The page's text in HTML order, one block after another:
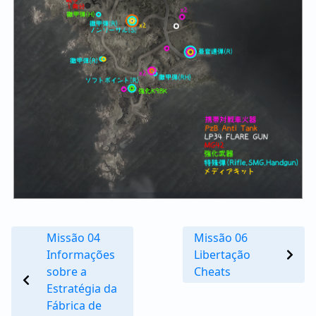
Missão 04
Informações
sobre a
Estratégia da
Fábrica de
Missão 06
Libertação
Cheats